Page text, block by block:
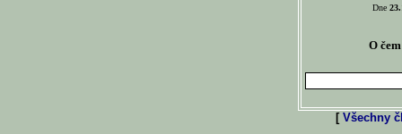
Dne
O
[ Všechny